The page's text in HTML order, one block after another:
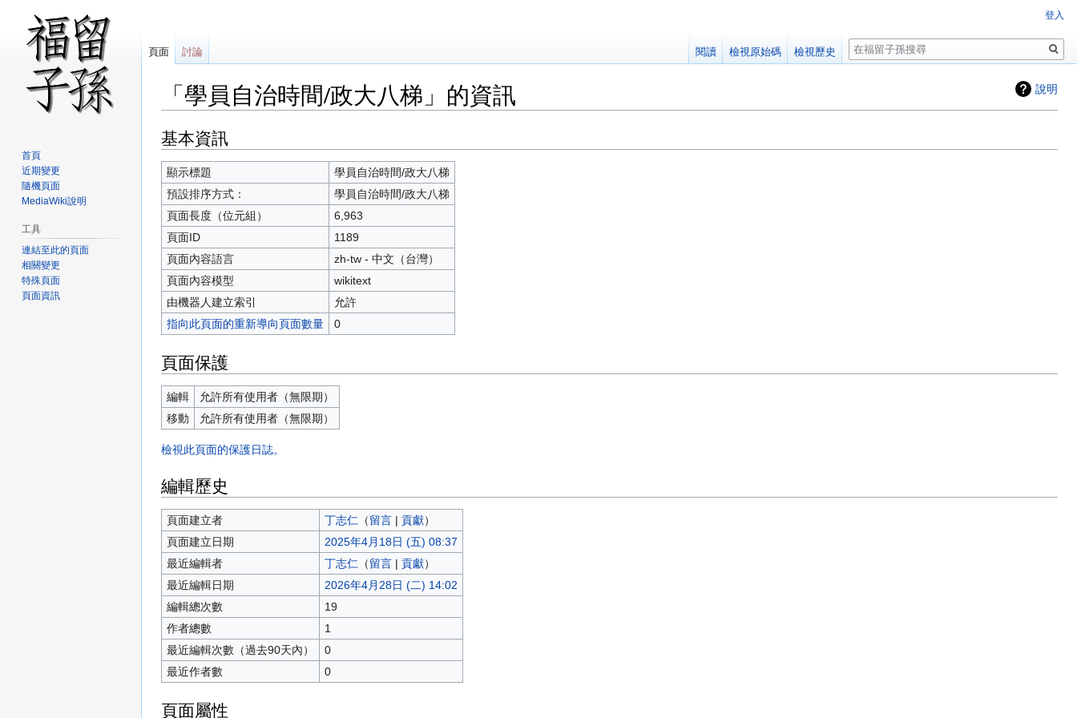
說明
「學員自治時間/政大八梯」的資訊
跳
至
導
覽
跳
至
搜
尋
基本資訊
顯示標題
學員自治時間/政大八梯
預設排序方式：
學員自治時間/政大八梯
頁面長度（位元組）
6,963
頁面ID
1189
頁面內容語言
zh-tw - 中文（台灣）‎
頁面內容模型
wikitext
由機器人建立索引
允許
指向此頁面的重新導向頁面數量
0
頁面保護
編輯
允許所有使用者（無限期）
移動
允許所有使用者（無限期）
檢視此頁面的保護日誌。
編輯歷史
頁面建立者 丁志仁 （留言| 貢獻）
頁面建立日期
2025年4月18日 (五) 08:37
最近編輯者
丁志仁 （留言| 貢獻）
最近編輯日期
2026年4月28日 (二) 14:02
編輯總次數
19
作者總數
1
最近編輯次數（過去90天內）
0
最近作者數
0
頁面屬性
登入
頁面 討論 閱讀 檢視原始碼 檢視歷史
搜
尋
首頁
近期變更
隨機頁面
MediaWiki說明
工具
連結至此的頁面
相關變更
特殊頁面
頁面資訊